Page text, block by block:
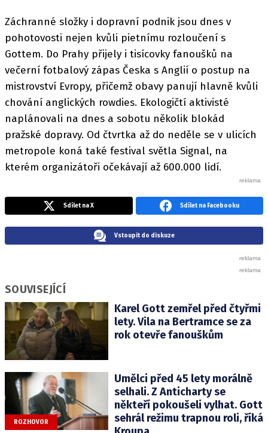
Záchranné složky i dopravní podnik jsou dnes v
pohotovosti nejen kvůli pietnímu rozloučení s
Gottem. Do Prahy přijely i tisícovky fanoušků na
večerní fotbalový zápas Česka s Anglií o postup na
mistrovství Evropy, přičemž obavy panují hlavně kvůli
chování anglických rowdies. Ekologičtí aktivisté
naplánovali na dnes a sobotu několik blokád
pražské dopravy. Od čtvrtka až do neděle se v ulicích
metropole koná také festival světla Signal, na
kterém organizátoři očekávají až 600.000 lidí.
Sdílet na X Sdílet na Facebooku
Vstoupit do diskuze
SOUVISEJÍCÍ
Karel Gott zemřel před čtyřmi
lety. Vila na Bertramce se za
rok otevře fanouškům
ROZHOVOR
Umělci před 45 lety morálně
selhali. Z Anticharty se
někteří pokoušeli vylhat. Gott
sehrál režimu trapnou roli, říká